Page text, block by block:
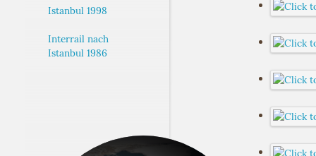
Istanbul 1998
Interrail nach
Istanbul 1986